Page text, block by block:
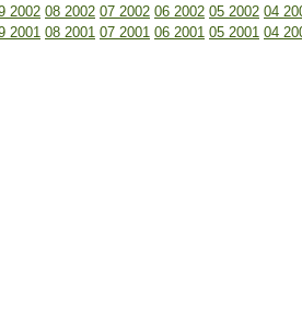
2002 08 2002 07 2002 06 2002 05 2002 04
2001 08 2001 07 2001 06 2001 05 2001 04